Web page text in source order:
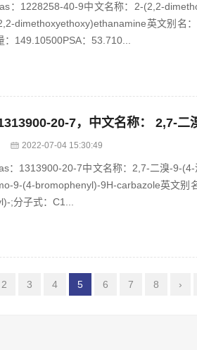
：1228258-40-9中文名称：2-(2,2-
dimethoxyethoxy)ethanamine英文别名
：149.10500PSA：53.710...
2022-07-04 15:30:49
：1313900-20-7中文名称：2,7-二溴-9-(4-
9-(4-bromophenyl)-9H-carbazole英文别
;分子式：C1...
2 3 4 5 6 7 8 ›